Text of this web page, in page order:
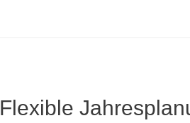
Flexible